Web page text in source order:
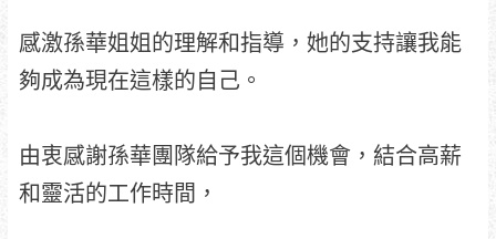
感激孫華姐姐的理解和指導，她的支持讓我能
夠成為現在這樣的自己。
由衷感謝孫華團隊給予我這個機會，結合高薪
和靈活的工作時間，